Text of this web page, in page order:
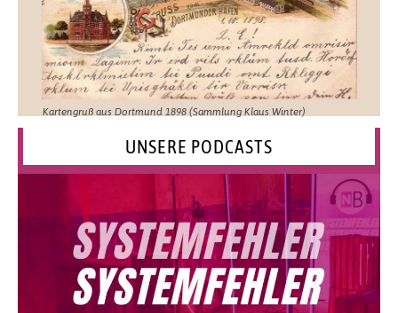
Kartengruß aus Dortmund 1898 (Sammlung Klaus Winter)
UNSERE PODCASTS